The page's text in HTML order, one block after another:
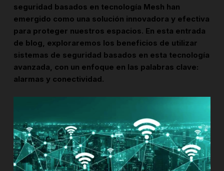
seguridad basados en tecnología Mesh han
emergido como una solución innovadora y efectiva
para proteger nuestros espacios. En esta entrada
de blog, exploraremos los beneficios de utilizar
sistemas de seguridad basados en esta tecnología
avanzada, con un enfoque en las palabras clave:
alarmas y conectividad.